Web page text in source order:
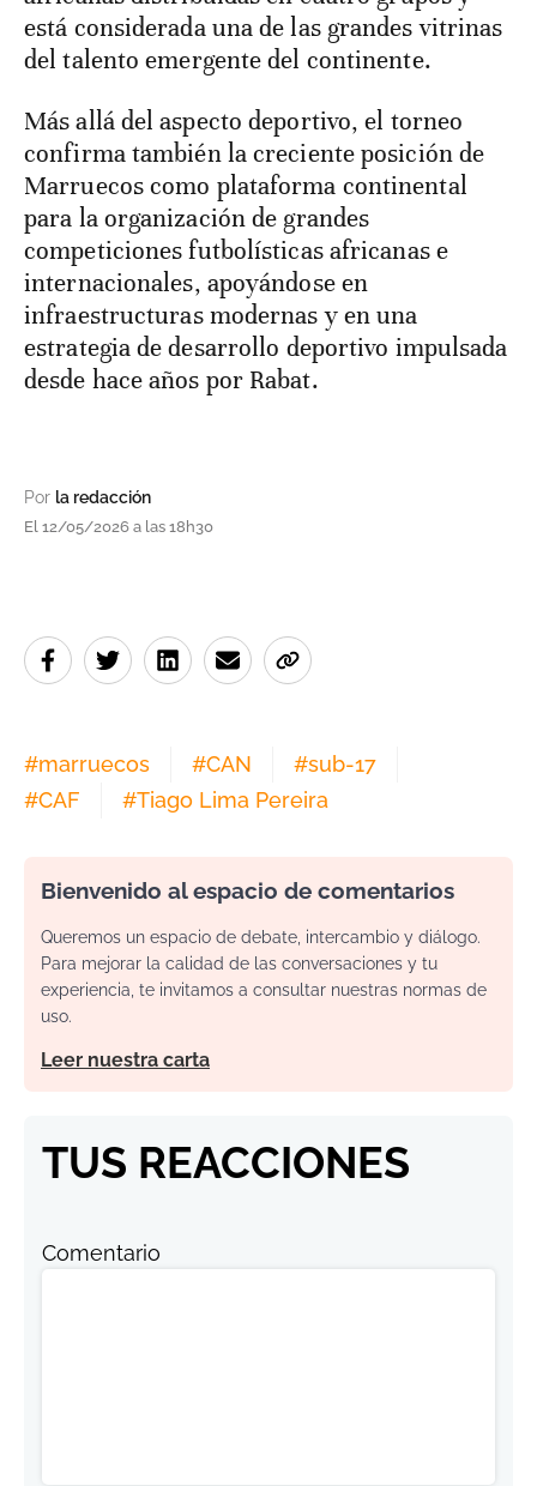
está considerada una de las grandes vitrinas
del talento emergente del continente.
Más allá del aspecto deportivo, el torneo
confirma también la creciente posición de
Marruecos como plataforma continental
para la organización de grandes
competiciones futbolísticas africanas e
internacionales, apoyándose en
infraestructuras modernas y en una
estrategia de desarrollo deportivo impulsada
desde hace años por Rabat.
Por la redacción
El 12/05/2026 a las 18h30
#marruecos #CAN #sub-17
#CAF #Tiago Lima Pereira
Bienvenido al espacio de comentarios
Queremos un espacio de debate, intercambio y diálogo.
Para mejorar la calidad de las conversaciones y tu
experiencia, te invitamos a consultar nuestras normas de
uso.
Leer nuestra carta
TUS REACCIONES
Comentario